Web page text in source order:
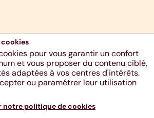
Halimi 10, 4000 Liège - RPM Liège -
- 04 220 31 11 - www.ethias.be -
Aide et Contact
pour vous garantir un confort
et vous proposer du contenu ciblé,
adaptées à vos centres d'intérêts.
ou paramétrer leur utilisation
notre politique de cookies